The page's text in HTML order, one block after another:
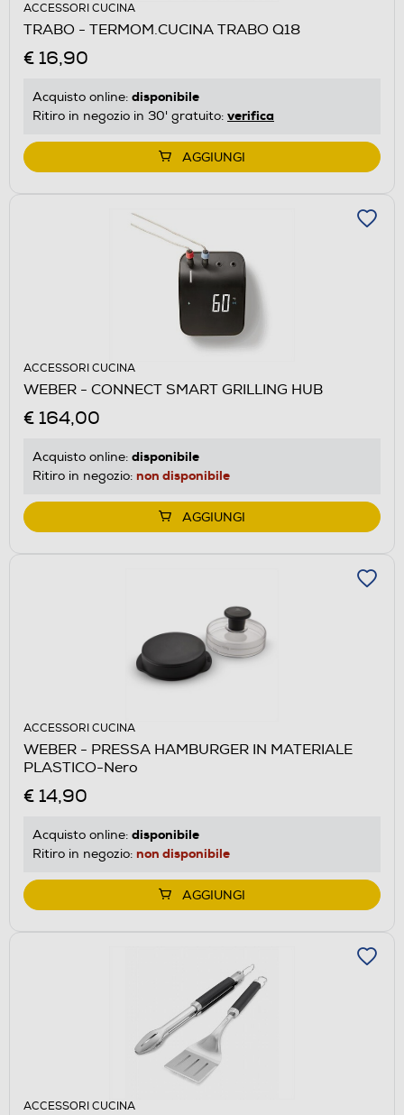
ACCESSORI CUCINA
TRABO - TERMOM.CUCINA TRABO Q18
€ 16,90
Acquisto online: disponibile
Ritiro in negozio in 30' gratuito: verifica
AGGIUNGI
ACCESSORI CUCINA
WEBER - CONNECT SMART GRILLING HUB
€ 164,00
Acquisto online: disponibile
Ritiro in negozio: non disponibile
AGGIUNGI
ACCESSORI CUCINA
WEBER - PRESSA HAMBURGER IN MATERIALE
PLASTICO-Nero
€ 14,90
Acquisto online: disponibile
Ritiro in negozio: non disponibile
AGGIUNGI
ACCESSORI CUCINA